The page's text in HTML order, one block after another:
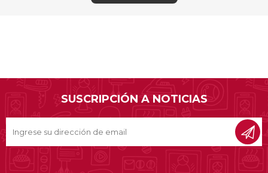
SUSCRIPCIÓN A NOTICIAS